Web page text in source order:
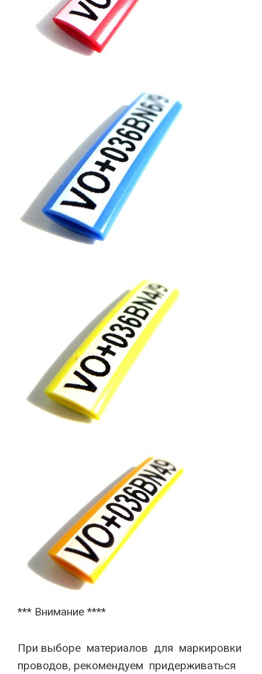
*** Внимание ****
При выборе материалов для маркировки
проводов, рекомендуем придерживаться